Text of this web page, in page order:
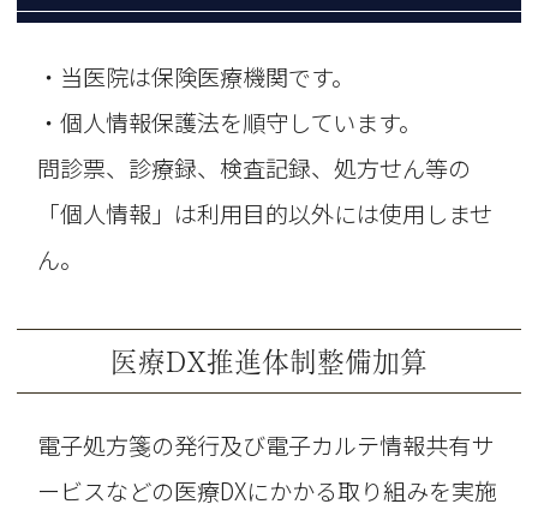
・当医院は保険医療機関です。
・個人情報保護法を順守しています。
問診票、診療録、検査記録、処方せん等の
「個人情報」は利用目的以外には使用しませ
ん。
医療DX推進体制整備加算
電子処方箋の発行及び電子カルテ情報共有サ
ービスなどの医療DXにかかる取り組みを実施